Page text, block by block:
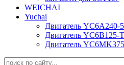
WEICHAI
Yuchai
Двигатель YC6A240-
Двигатель YC6B125-
Двигатель